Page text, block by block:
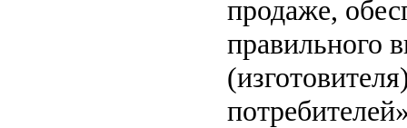
продаже,
правильного